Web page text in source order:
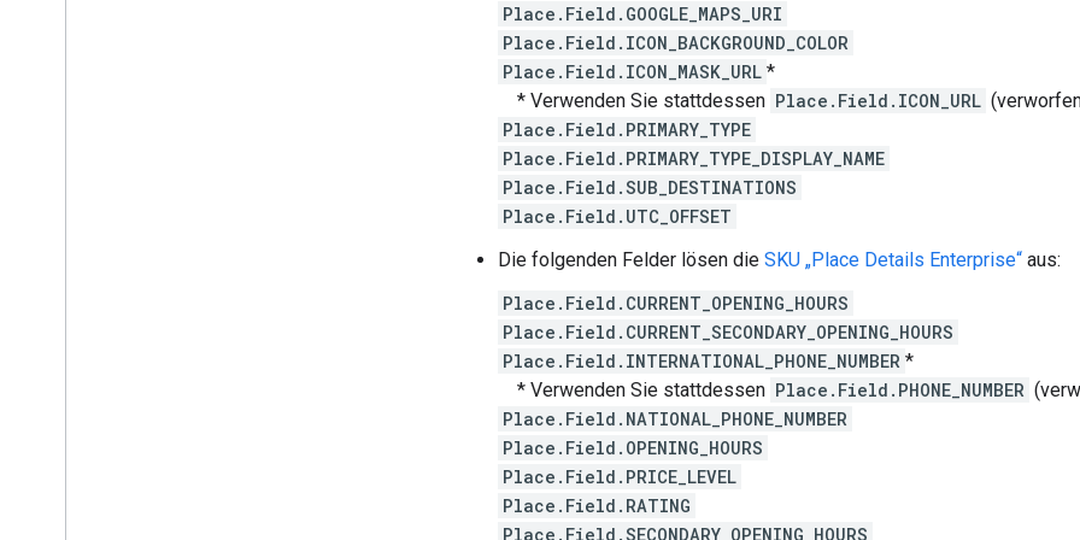
Place.Field.GOOGLE_MAPS_URI
Place.Field.ICON_BACKGROUND_COLOR
Place.Field.ICON_MASK_URL *
* Verwenden Sie stattdessen Place.Field.ICON_URL
Place.Field.PRIMARY_TYPE
Place.Field.PRIMARY_TYPE_DISPLAY_NAME
Place.Field.SUB_DESTINATIONS
Place.Field.UTC_OFFSET
Die folgenden Felder lösen die SKU „Place Details Enterprise“ aus:
Place.Field.CURRENT_OPENING_HOURS
Place.Field.CURRENT_SECONDARY_OPENING_HOURS
Place.Field.INTERNATIONAL_PHONE_NUMBER *
* Verwenden Sie stattdessen Place.Field.PHONE_NUMBER
Place.Field.NATIONAL_PHONE_NUMBER
Place.Field.OPENING_HOURS
Place.Field.PRICE_LEVEL
Place.Field.RATING
Place.Field.SECONDARY_OPENING_HOURS